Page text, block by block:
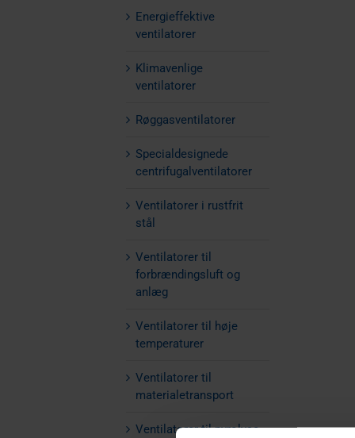
Energieffektive
ventilatorer
Klimavenlige
ventilatorer
Røggasventilatorer
Specialdesignede
centrifugalventilatorer
Ventilatorer i rustfrit
stål
Ventilatorer til
forbrændingsluft og
anlæg
Ventilatorer til høje
temperaturer
Ventilatorer til
materialetransport
Ventilatorer til pyrolyse